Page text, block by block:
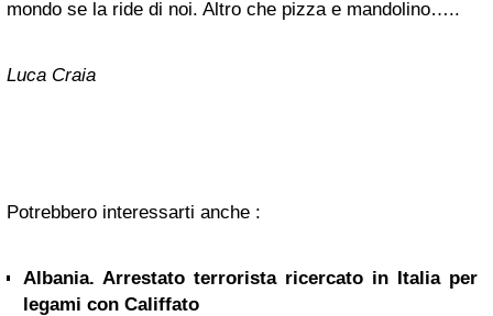
mondo se la ride di noi. Altro che pizza e mandolino…..
Luca Craia
Potrebbero interessarti anche :
Albania. Arrestato terrorista ricercato in Italia per
legami con Califfato